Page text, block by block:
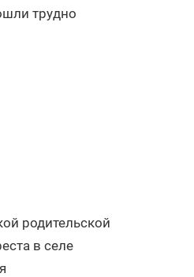
трудно
родительской
в селе